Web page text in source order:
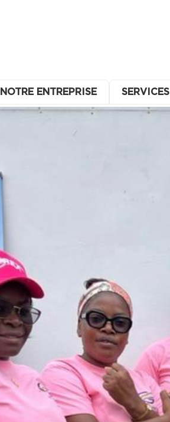
NOTRE ENTREPRISE SERVICES